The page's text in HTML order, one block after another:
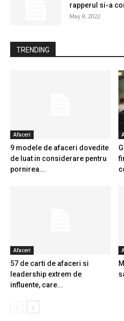
rapperul si-a
May 8, 2022
TRENDING
Afaceri
9 modele de afaceri dovedite
de luat in considerare pentru
pornirea...
Afaceri
57 de carti de afaceri si
leadership extrem de
influente, care...